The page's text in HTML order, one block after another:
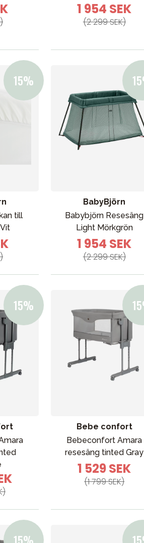
1 954 SEK
(2 299 SEK)
till
BabyBjörn
Babybjörn Resesäng
Light Mörkgrön
1 954 SEK
(2 299 SEK)
Bebe confort
Bebeconfort Amara
resesäng tinted Gray
1 529 SEK
(1 799 SEK)